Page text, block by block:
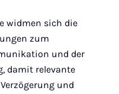
widmen sich die
zum
und der
damit relevante
und